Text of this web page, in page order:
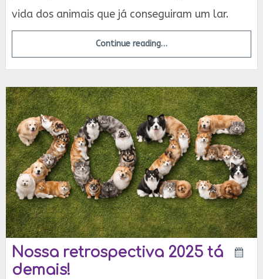
vida dos animais que já conseguiram um lar.
Continue reading…
Nossa retrospectiva 2025 tá
demais!